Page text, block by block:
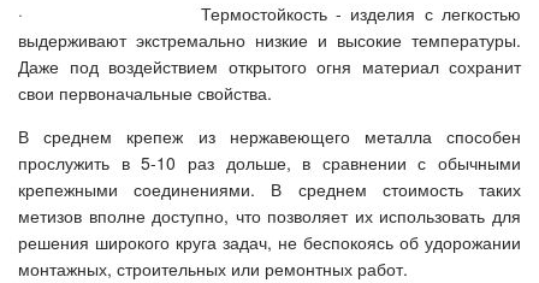
· Термостойкость - изделия с легкостью
выдерживают экстремально низкие и высокие температуры.
Даже под воздействием открытого огня материал сохранит
свои первоначальные свойства.
В среднем крепеж из нержавеющего металла способен
прослужить в 5-10 раз дольше, в сравнении с обычными
крепежными соединениями. В среднем стоимость таких
метизов вполне доступно, что позволяет их использовать для
решения широкого круга задач, не беспокоясь об удорожании
монтажных, строительных или ремонтных работ.